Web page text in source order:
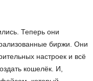
Теперь они
биржи. Они
настроек и всё
кошелёк. И,